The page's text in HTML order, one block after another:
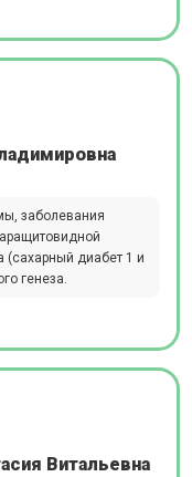
заболевания
(сахарный диабет 1 и
генеза.
Витальевна